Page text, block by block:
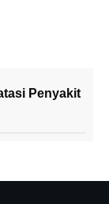
Penyakit